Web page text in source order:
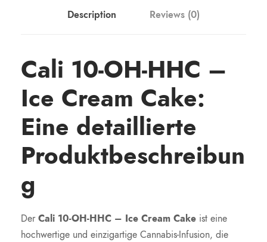
Description Reviews (0)
Cali 10-OH-HHC –
Ice Cream Cake:
Eine detaillierte
Produktbeschreibun
g
DerCali 10-OH-HHC – Ice Cream Cake ist eine
hochwertige und einzigartige Cannabis-Infusion, die